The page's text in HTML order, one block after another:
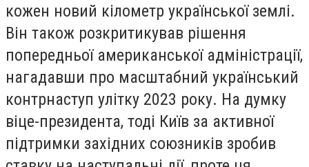
кожен новий кілометр української землі.
Він також розкритикував рішення
попередньої американської адміністрації,
нагадавши про масштабний український
контрнаступ улітку 2023 року. На думку
віце-президента, тоді Київ за активної
підтримки західних союзників зробив